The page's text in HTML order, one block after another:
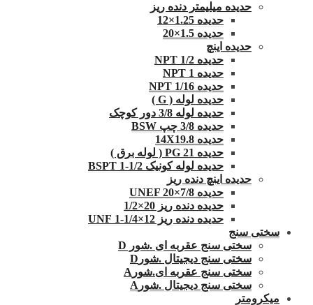
حدیده میلیمتر دنده ریز
حدیده 1.25×12
حدیده 1.5×20
حدیده اینچ
حدیده 1/2 NPT
حدیده NPT 1
حدیده 1/16 NPT
حدیده لوله ( G )
حدیده لوله 3/8 دور کوچک
حدیده 3/8 چپ BSW
حدیده 14X19.8
حدیده 21 PG ( لوله برق )
حدیده لوله کونیک 1/2-1 BSPT
حدیده اینچ دنده ریز
حدیده UNEF 20×7/8
حدیده دنده ریز 20×1/2
حدیده دنده ریز 12×1/4-1 UNF
سختی سنج
سختی سنج عقربه ای .شور D
سختی سنج دیجیتال .شورD
سختی سنج عقربه ای.شورA
سختی سنج دیجیتال .شورA
میکرومتر